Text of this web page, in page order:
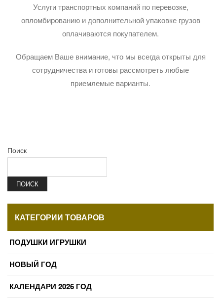
Услуги транспортных компаний по перевозке,
опломбированию и дополнительной упаковке грузов
оплачиваются покупателем.
Обращаем Ваше внимание, что мы всегда открыты для
сотрудничества и готовы рассмотреть любые
приемлемые варианты.
Поиск
ПОИСК
КАТЕГОРИИ ТОВАРОВ
ПОДУШКИ ИГРУШКИ
НОВЫЙ ГОД
КАЛЕНДАРИ 2026 ГОД